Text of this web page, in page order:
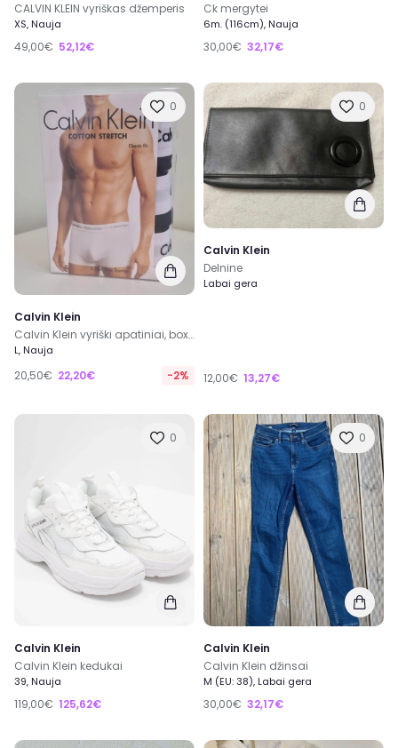
CALVIN KLEIN vyriškas džemperis
XS, Nauja
49,00€ 52,12€
Ck mergytei
6m. (116cm), Nauja
30,00€ 32,17€
0
Calvin Klein
Calvin Klein vyriški apatiniai, boxeriai
L, Nauja
20,50€ 22,20€ -2%
0
Calvin Klein
Delnine
Labai gera
12,00€ 13,27€
0
Calvin Klein
Calvin Klein kedukai
39, Nauja
119,00€ 125,62€
0
Calvin Klein
Calvin Klein džinsai
M (EU: 38), Labai gera
30,00€ 32,17€